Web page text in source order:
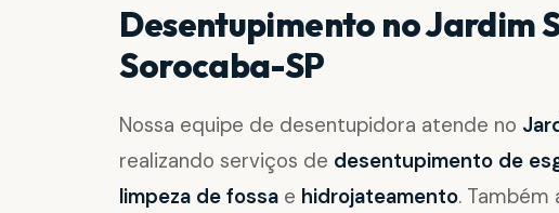
Desentupimento no Jardim
Sorocaba-SP
Nossa equipe de desentupidora atende no
realizando serviços de desentupimento de
limpeza de fossa e hidrojateamento. Também